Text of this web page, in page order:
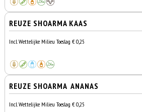
REUZE SHOARMA KAAS
Incl. Wettelijke Milieu Toeslag € 0,25
REUZE SHOARMA ANANAS
Incl. Wettelijke Milieu Toeslag € 0,25